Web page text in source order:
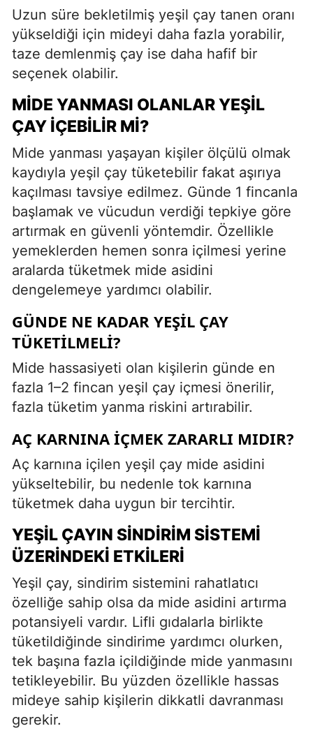
Uzun süre bekletilmiş yeşil çay tanen oranı
yükseldiği için mideyi daha fazla yorabilir,
taze demlenmiş çay ise daha hafif bir
seçenek olabilir.
MIDE YANMASI OLANLAR YEŞIL
ÇAY İÇEBILIR MI?
Mide yanması yaşayan kişiler ölçülü olmak
kaydıyla yeşil çay tüketebilir fakat aşırıya
kaçılması tavsiye edilmez. Günde 1 fincanla
başlamak ve vücudun verdiği tepkiye göre
artırmak en güvenli yöntemdir. Özellikle
yemeklerden hemen sonra içilmesi yerine
aralarda tüketmek mide asidini
dengelemeye yardımcı olabilir.
GÜNDE NE KADAR YEŞIL ÇAY
TÜKETILMELI?
Mide hassasiyeti olan kişilerin günde en
fazla 1–2 fincan yeşil çay içmesi önerilir,
fazla tüketim yanma riskini artırabilir.
AÇ KARNINA İÇMEK ZARARLI MIDIR?
Aç karnına içilen yeşil çay mide asidini
yükseltebilir, bu nedenle tok karnına
tüketmek daha uygun bir tercihtir.
YEŞIL ÇAYIN SINDIRIM SISTEMI
ÜZERINDEKI ETKILERI
Yeşil çay, sindirim sistemini rahatlatıcı
özelliğe sahip olsa da mide asidini artırma
potansiyeli vardır. Lifli gıdalarla birlikte
tüketildiğinde sindirime yardımcı olurken,
tek başına fazla içildiğinde mide yanmasını
tetikleyebilir. Bu yüzden özellikle hassas
mideye sahip kişilerin dikkatli davranması
gerekir.